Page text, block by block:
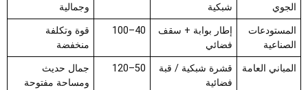
الجوي
شبكية
وجمالية
المستودعات
الصناعية
إطار بوابة + سقف
فضائي
40–100
قوة وتكلفة
منخفضة
المباني العامة
قشرة شبكية / قبة
فضائية
50–120
جمال حديث
ومساحة مفتوحة